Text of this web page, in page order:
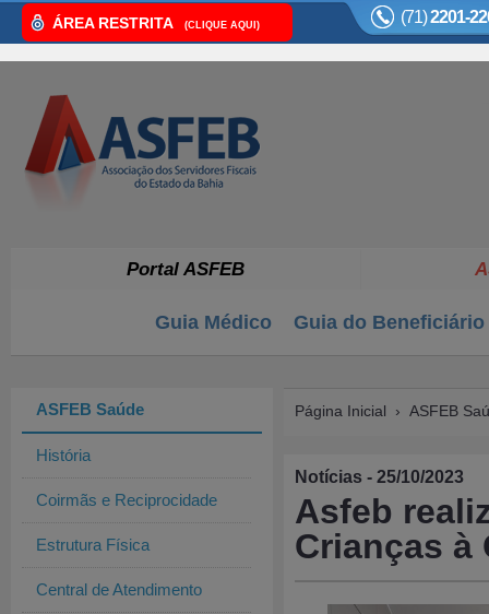
ÁREA RESTRITA (CLIQUE AQUI) (71)2201-
Portal ASFEB
Guia Médico Guia do Beneficiário
ASFEB Saúde
História
Coirmãs e Reciprocidade
Estrutura Física
Central de Atendimento
Página Inicial › ASFEB
Notícias - 25/10/2023
Asfeb
Crianças à